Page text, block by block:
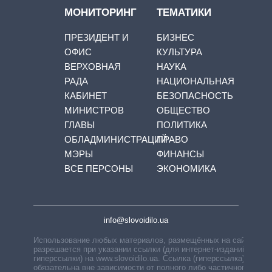
МОНИТОРИНГ
ПРЕЗИДЕНТ И
ОФИС
ВЕРХОВНАЯ
РАДА
КАБИНЕТ
МИНИСТРОВ
ГЛАВЫ
ОБЛАДМИНИСТРАЦИЙ
МЭРЫ
ВСЕ ПЕРСОНЫ
ТЕМАТИКИ
БИЗНЕС
КУЛЬТУРА
НАУКА
НАЦИОНАЛЬНАЯ
БЕЗОПАСНОСТЬ
ОБЩЕСТВО
ПОЛИТИКА
ПРАВО
ФИНАНСЫ
ЭКОНОМИКА
info@slovoidilo.ua
Использование любых материалов, размещённых на сайте,
разрешается при указании ссылки (для интернет-изданий —
гиперссылки) на www.slovoidilo.ua. Ссылка (гиперссылка)
обязательна вне зависимости от полного либо частичного